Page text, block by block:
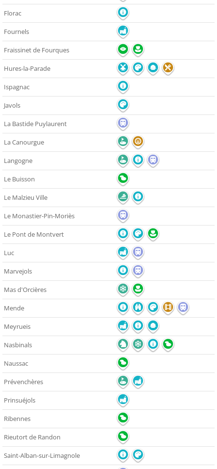
Florac
Fournels
Fraissinet de Fourques
Hures-la-Parade
Ispagnac
Javols
La Bastide Puylaurent
La Canourgue
Langogne
Le Buisson
Le Malzieu Ville
Le Monastier-Pin-Moriès
Le Pont de Montvert
Luc
Marvejols
Mas d'Orcières
Mende
Meyrueis
Nasbinals
Naussac
Prévenchères
Prinsuéjols
Ribennes
Rieutort de Randon
Saint-Alban-sur-Limagnole